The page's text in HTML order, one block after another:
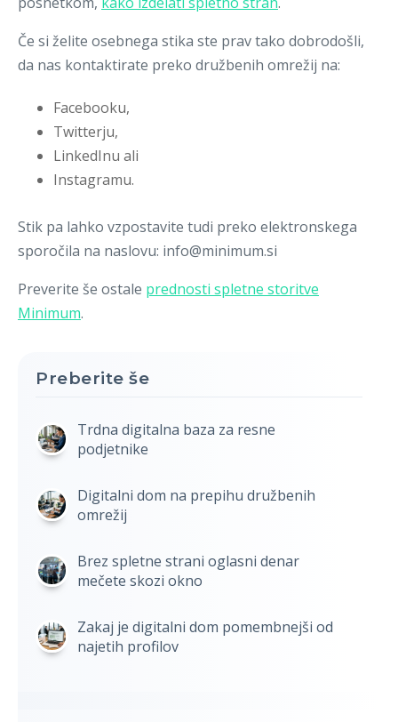
Če si želite osebnega stika ste prav tako dobrodošli,
da nas kontaktirate preko družbenih omrežij na:
Facebooku,
Twitterju,
LinkedInu ali
Instagramu.
Stik pa lahko vzpostavite tudi preko elektronskega
sporočila na naslovu: info@minimum.si
Preverite še ostale prednosti spletne storitve
Minimum.
Preberite še
Trdna digitalna baza za resne
podjetnike
Digitalni dom na prepihu družbenih
omrežij
Brez spletne strani oglasni denar
mečete skozi okno
Zakaj je digitalni dom pomembnejši od
najetih profilov